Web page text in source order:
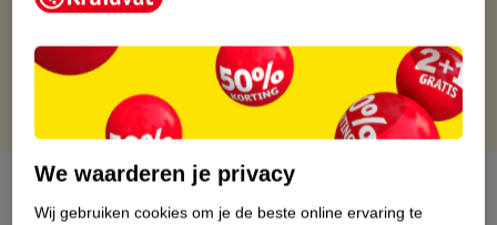
Gratis retourneren via verkooppartner.
Over dit product
We waarderen je privacy
Wij gebruiken cookies om je de beste online ervaring te